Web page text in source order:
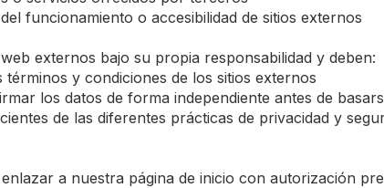
funcionamiento o accesibilidad de sitios externos
externos bajo su propia responsabilidad y deben:
términos y condiciones de los sitios externos
los datos de forma independiente antes de
de las diferentes prácticas de privacidad y
a nuestra página de inicio con autorización